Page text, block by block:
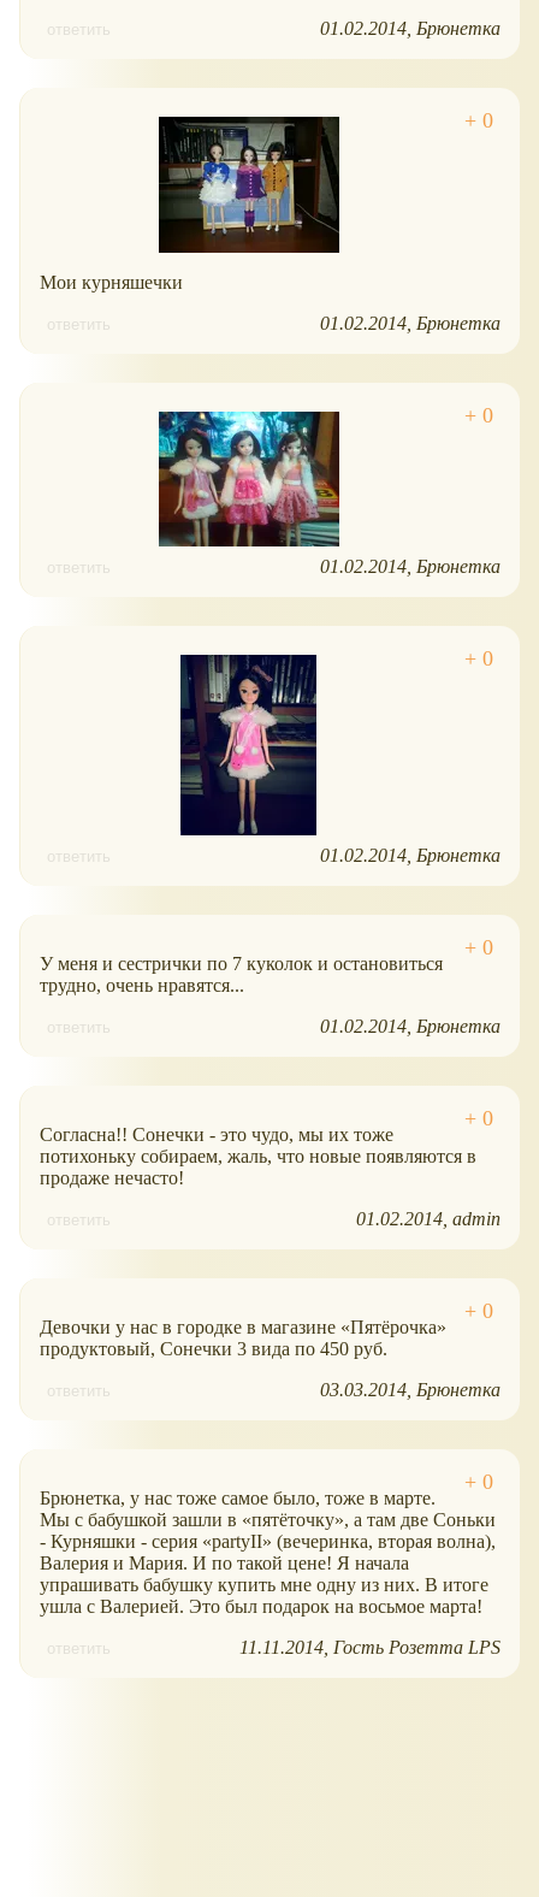
ответить 01.02.2014 Брюнетка
Мои курняшечки
ответить 01.02.2014 Брюнетка
ответить 01.02.2014 Брюнетка
ответить 01.02.2014 Брюнетка
У меня и сестрички по 7 куколок и остановиться
трудно, очень нравятся...
ответить 01.02.2014 Брюнетка
Согласна!! Сонечки - это чудо, мы их тоже
потихоньку собираем, жаль, что новые появляются в
продаже нечасто!
ответить 01.02.2014 admin
Девочки у нас в городке в магазине
Пятёрочка
продуктовый, Сонечки 3 вида по 450 руб.
ответить 03.03.2014 Брюнетка
Брюнетка, у нас тоже самое было, тоже в марте.
Мы с бабушкой зашли в
пятёточку , а там две Соньки
- Курняшки - серия
partyII
(вечеринка, вторая волна),
Валерия и Мария. И по такой цене! Я начала
упрашивать бабушку купить мне одну из них. В итоге
ушла с Валерией. Это был подарок на восьмое марта!
ответить 11.11.2014 Гость Розетта LPS